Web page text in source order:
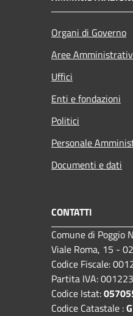
Organi di Governo
Aree
Uffici
Enti e fondazioni
Politici
Personale
Documenti e dati
CONTATTI
Comune di Poggio
Viale Roma, 15 -
Codice Fiscale:
Partita IVA:
Codice Istat:
Codice Catastale :